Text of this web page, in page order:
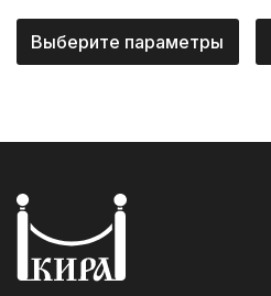
Выберите параметры